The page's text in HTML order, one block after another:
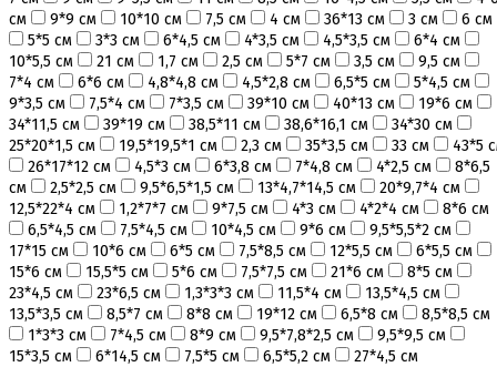
Кондитерские наклейки
Леденцы Мороженое Мармелад
Ленты атласные, шпагат ,тишью
Раздвижные формы для выпечки
Силиконовые формы для выпечки
Формы для выпечки
Формы для выпечки антипригарные
Формы муссовый десерт
Шпателя ножи столики
Красители пищевые
Гелевые красители Americolor
Гелевые красители Chefmaster
Гелевые красители Россия (топ декор)
Жирорастворимые красители
Кандурины
Красители Kreda жирорастворимые
см
9*9 см 10*10 см 7,5 см 4 см 36*13 см 3 см
6 см
5*5 см
3*3 см 6*4,5 см 4*3,5 см 4,5*3,5 см
6*4 см
10*5,5 см
21 см 1,7 см 2,5 см 5*7 см 3,5 см
9,5 см
7*4 см
6*6 см 4,8*4,8 см 4,5*2,8 см 6,5*5 см
5*4,5 см
9*3,5 см
7,5*4 см 7*3,5 см 39*10 см 40*13 см
19*6 см
34*11,5 см
39*19 см 38,5*11 см 38,6*16,1 см
34*30 см
25*20*1,5 см
19,5*19,5*1 см 2,3 см 35*3,5 см 33 см
43*5
26*17*12 см
4,5*3 см 6*3,8 см 7*4,8 см 4*2,5 см
8*6,5
см
2,5*2,5 см 9,5*6,5*1,5 см 13*4,7*14,5 см
20*9,7*4 см
12,5*22*4 см
1,2*7*7 см 9*7,5 см 4*3 см 4*2*4 см
8*6 см
6,5*4,5 см
7,5*4,5 см 10*4,5 см 9*6 см
9,5*5,5*2 см
17*15 см
10*6 см 6*5 см 7,5*8,5 см 12*5,5 см
6*5,5 см
15*6 см
15,5*5 см 5*6 см 7,5*7,5 см 21*6 см
8*5 см
23*4,5 см
23*6,5 см 1,3*3*3 см 11,5*4 см
13,5*4,5 см
13,5*3,5 см
8,5*7 см 8*8 см 19*12 см 6,5*8 см
8,5*8,5 см
1*3*3 см
7*4,5 см 8*9 см 9,5*7,8*2,5 см
9,5*9,5 см
15*3,5 см
6*14,5 см 7,5*5 см 6,5*5,2 см 27*4,5 см